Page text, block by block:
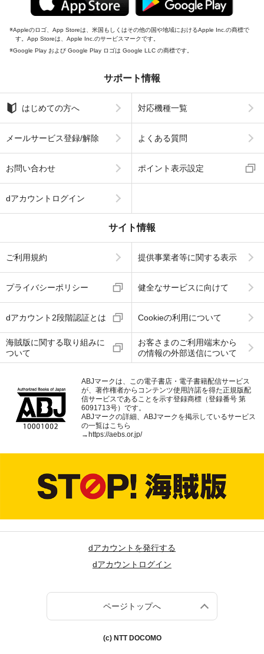
Appleのロゴ、App Storeは、米国もしくはその他の国や地域におけるApple Inc.の商標で
す。App Storeは、Apple Inc.のサービスマークです。
Google Play および Google Play ロゴは Google LLC の商標です。
サポート情報
はじめての方へ 対応機種一覧
メールサービス登録/解除 よくある質問
お問い合わせ ポイント表示設定
dアカウントログイン
サイト情報
ご利用規約 提供事業者等に関する表示
プライバシーポリシー 健全なサービスに向けて
dアカウント2段階認証とは Cookieの利用について
海賊版に関する取り組みに
ついて
お客さまのご利用端末から
の情報の外部送信について
ABJマークは、この電子書店・電子書籍配信サービス
が、著作権者からコンテンツ使用許諾を得た正規版配
信サービスであることを示す登録商標（登録番号 第
6091713号）です。
ABJマークの詳細、ABJマークを掲示しているサービス
の一覧はこちら
→ https://aebs.or.jp/
dアカウントを発行する
dアカウントログイン
ページトップへ
(c) NTT DOCOMO